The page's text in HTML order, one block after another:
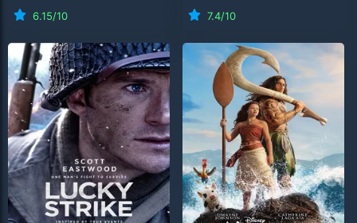
6.15/10
7.4/10